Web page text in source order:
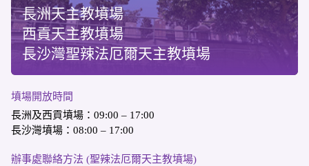
長洲天主教墳場
西貢天主教墳場
長沙灣聖辣法厄爾天主教墳場
墳場開放時間
長洲及西貢墳場：09:00 – 17:00
長沙灣墳場：08:00 – 17:00
辦事處聯絡方法 (聖辣法厄爾天主教墳場)